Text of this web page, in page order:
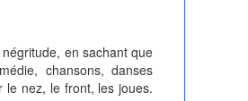
en sachant que
chansons, danses
le nez, le front, les joues.